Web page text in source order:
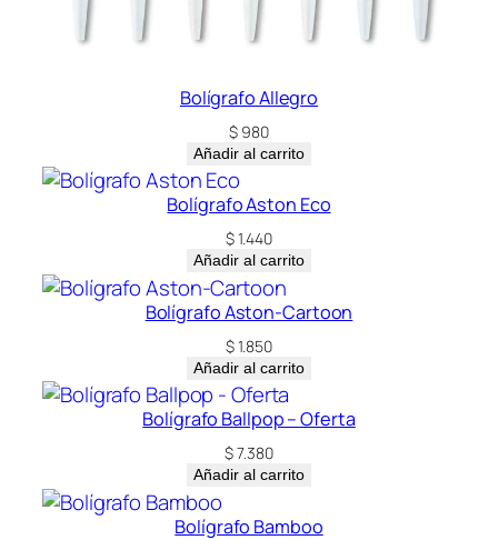
Bolígrafo Allegro
$ 980
Añadir al carrito
Bolígrafo Aston Eco
$1.440
Añadir al carrito
Bolígrafo Aston-Cartoon
$1.850
Añadir al carrito
Bolígrafo Ballpop – Oferta
$7.380
Añadir al carrito
Bolígrafo Bamboo